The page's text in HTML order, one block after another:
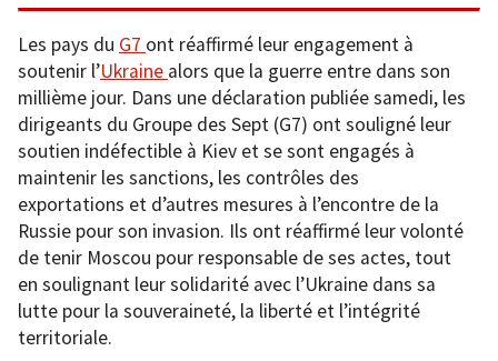
Les pays du G7 ont réaffirmé leur engagement à
soutenir l’Ukraine alors que la guerre entre dans son
millième jour. Dans une déclaration publiée samedi, les
dirigeants du Groupe des Sept (G7) ont souligné leur
soutien indéfectible à Kiev et se sont engagés à
maintenir les sanctions, les contrôles des
exportations et d’autres mesures à l’encontre de la
Russie pour son invasion. Ils ont réaffirmé leur volonté
de tenir Moscou pour responsable de ses actes, tout
en soulignant leur solidarité avec l’Ukraine dans sa
lutte pour la souveraineté, la liberté et l’intégrité
territoriale.